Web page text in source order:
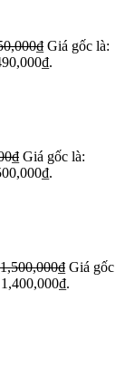
₫ Giá gốc là:
₫ Giá gốc là:
1,500,000₫ Giá gốc